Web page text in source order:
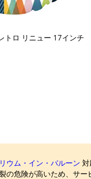
トロ リニュー 17インチ
ウム・イン・バルーン 対
の危険が高いため、サー